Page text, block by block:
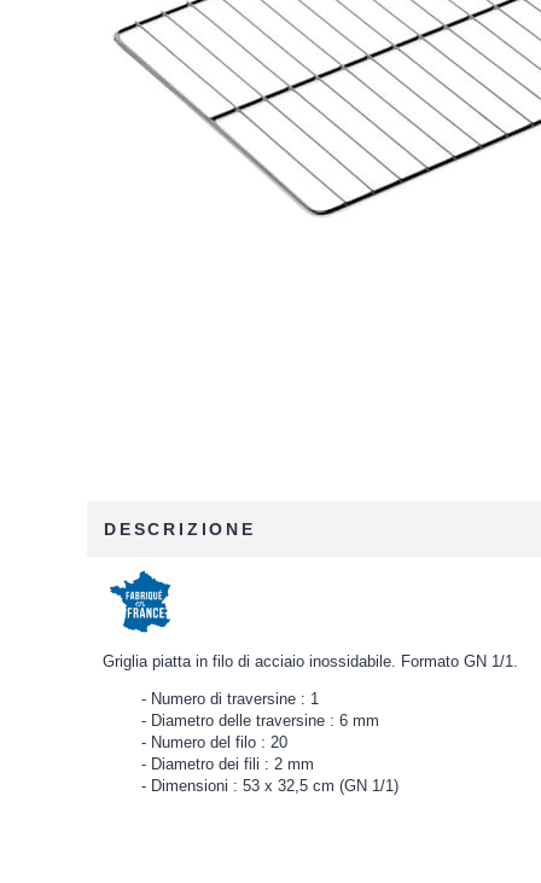
DESCRIZIONE
Griglia piatta in filo di acciaio inossidabile. Formato GN 1/1.
Numero di traversine : 1
Diametro delle traversine : 6 mm
Numero del filo : 20
Diametro dei fili : 2 mm
Dimensioni : 53 x 32,5 cm (GN 1/1)